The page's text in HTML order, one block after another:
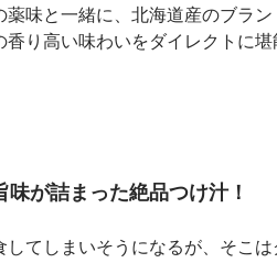
味と一緒に、北海道産のブラ
り高い味わいをダイレクトに堪
が詰まった絶品つけ汁！
てしまいそうになるが、そこ